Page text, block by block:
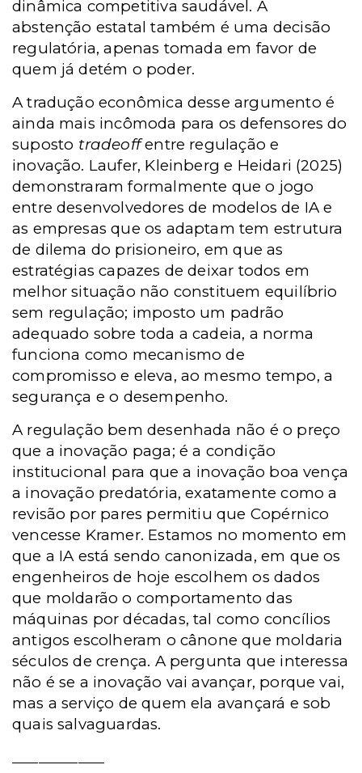
dinâmica competitiva saudável. A
abstenção estatal também é uma decisão
regulatória, apenas tomada em favor de
quem já detém o poder.
A tradução econômica desse argumento é
ainda mais incômoda para os defensores do
suposto tradeoffentre regulação e
inovação. Laufer, Kleinberg e Heidari (2025)
demonstraram formalmente que o jogo
entre desenvolvedores de modelos de IA e
as empresas que os adaptam tem estrutura
de dilema do prisioneiro, em que as
estratégias capazes de deixar todos em
melhor situação não constituem equilíbrio
sem regulação; imposto um padrão
adequado sobre toda a cadeia, a norma
funciona como mecanismo de
compromisso e eleva, ao mesmo tempo, a
segurança e o desempenho.
A regulação bem desenhada não é o preço
que a inovação paga; é a condição
institucional para que a inovação boa vença
a inovação predatória, exatamente como a
revisão por pares permitiu que Copérnico
vencesse Kramer. Estamos no momento em
que a IA está sendo canonizada, em que os
engenheiros de hoje escolhem os dados
que moldarão o comportamento das
máquinas por décadas, tal como concílios
antigos escolheram o cânone que moldaria
séculos de crença. A pergunta que interessa
não é se a inovação vai avançar, porque vai,
mas a serviço de quem ela avançará e sob
quais salvaguardas.